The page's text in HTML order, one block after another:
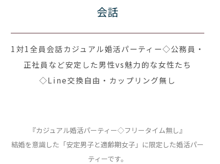
会話
1対1全員会話カジュアル婚活パーティー◇公務員・
正社員など安定した男性vs魅力的な女性たち
◇Line交換自由・カップリング無し
『カジュアル婚活パーティー◇フリータイム無し』
結婚を意識した「安定男子と適齢期女子」に限定した婚活パー
ティーです。